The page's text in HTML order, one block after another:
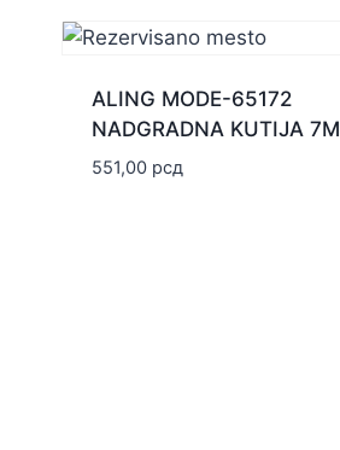
ALING MODE-65172
NADGRADNA KUTIJA 7M
551,00 рсд